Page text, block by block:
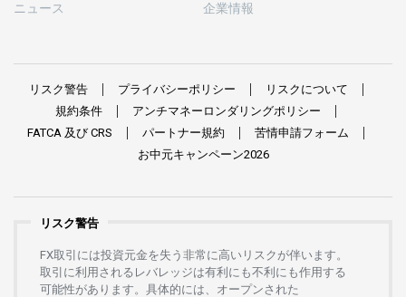
ニュース
企業情報
リスク警告 プライバシーポリシー
リスクについて
規約条件
アンチマネーロンダリングポリシー
FATCA 及び CRS パートナー規約 苦情申請フォーム
お中元キャンペーン2026
リスク警告
FX取引には投資元金を失う 非常に高い リスクが伴います。
取引に利用さ れる レバレッジは有利にも不利にも作用する
可能性があります。 具体的には、 オープンさ れた